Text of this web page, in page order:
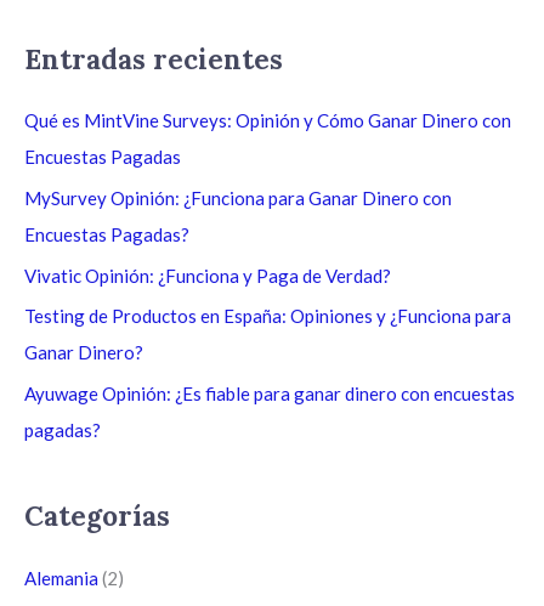
a
r
p
o
Entradas recientes
Qué es MintVine Surveys: Opinión y Cómo Ganar Dinero con
Encuestas Pagadas
MySurvey Opinión: ¿Funciona para Ganar Dinero con
Encuestas Pagadas?
Vivatic Opinión: ¿Funciona y Paga de Verdad?
Testing de Productos en España: Opiniones y ¿Funciona para
Ganar Dinero?
Ayuwage Opinión: ¿Es fiable para ganar dinero con encuestas
pagadas?
Categorías
Alemania (2)